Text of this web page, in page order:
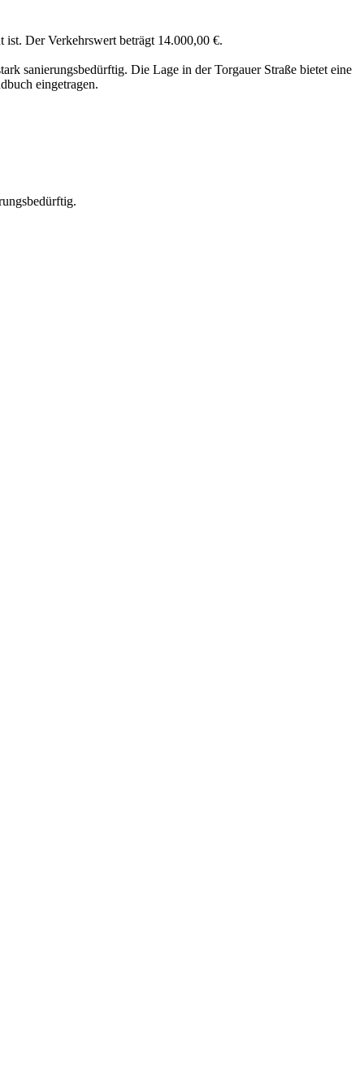
ist. Der Verkehrswert beträgt 14.000,00 €.
sanierungsbedürftig. Die Lage in der Torgauer Straße bietet eine
eingetragen.